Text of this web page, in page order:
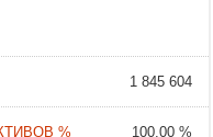
1 845 604
100.00 %